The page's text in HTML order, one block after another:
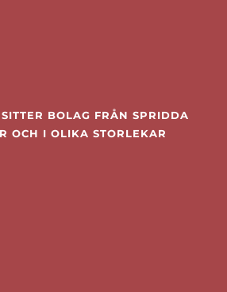
BOLAG FRÅN SPRIDDA
OCH I OLIKA STORLEKAR